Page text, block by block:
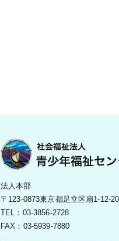
法人本部
〒123-0873東京都足立区扇1-12-20
TEL：03-3856-2728
FAX：03-5939-7880